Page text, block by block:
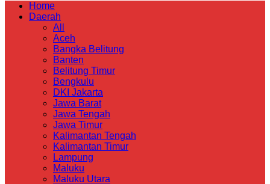
Home
Daerah
All
Aceh
Bangka Belitung
Banten
Belitung Timur
Bengkulu
DKI Jakarta
Jawa Barat
Jawa Tengah
Jawa Timur
Kalimantan Tengah
Kalimantan Timur
Lampung
Maluku
Maluku Utara